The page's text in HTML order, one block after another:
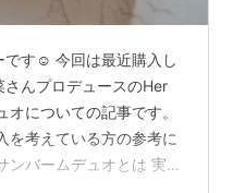
です☺️ 今回は最近購入し
んプロデュースのHer
についての記事です。
を考えている方の参考に
ンバームデュオとは 実際